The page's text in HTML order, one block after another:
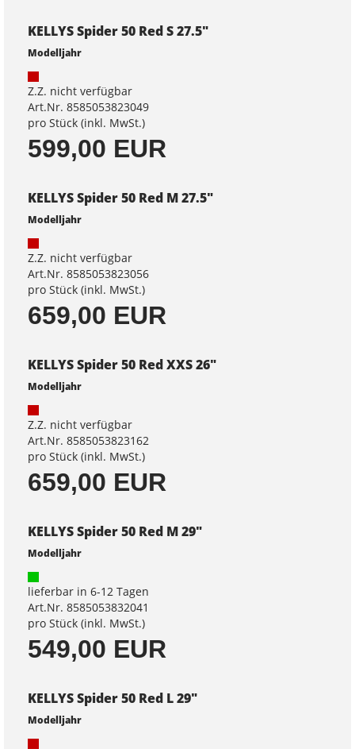
KELLYS Spider 50 Red S 27.5"
Modelljahr
Z.Z. nicht verfügbar
Art.Nr. 8585053823049
pro Stück (inkl. MwSt.)
599,00 EUR
KELLYS Spider 50 Red M 27.5"
Modelljahr
Z.Z. nicht verfügbar
Art.Nr. 8585053823056
pro Stück (inkl. MwSt.)
659,00 EUR
KELLYS Spider 50 Red XXS 26"
Modelljahr
Z.Z. nicht verfügbar
Art.Nr. 8585053823162
pro Stück (inkl. MwSt.)
659,00 EUR
KELLYS Spider 50 Red M 29"
Modelljahr
lieferbar in 6-12 Tagen
Art.Nr. 8585053832041
pro Stück (inkl. MwSt.)
549,00 EUR
KELLYS Spider 50 Red L 29"
Modelljahr